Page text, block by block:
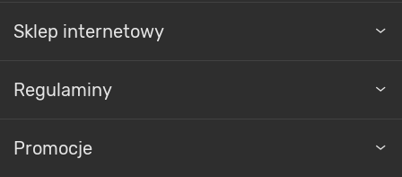
Sklep internetowy
Regulaminy
Promocje